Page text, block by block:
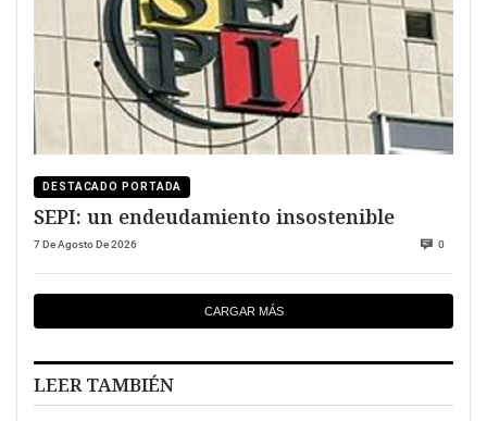
DESTACADO PORTADA
SEPI: un endeudamiento insostenible
7 De Agosto De 2026 0
CARGAR MÁS
LEER TAMBIÉN